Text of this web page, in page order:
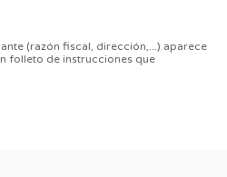
(razón fiscal, dirección,...) aparece
folleto de instrucciones que